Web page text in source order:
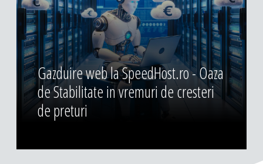
Gazduire web la SpeedHost.ro - Oaza
de Stabilitate in vremuri de cresteri
de preturi